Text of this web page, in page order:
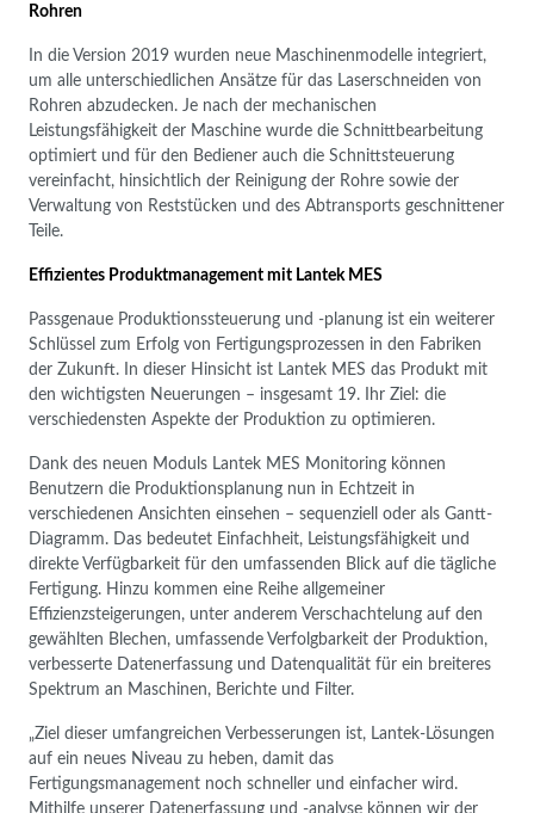
Rohren
In die Version 2019 wurden neue Maschinenmodelle integriert,
um alle unterschiedlichen Ansätze für das Laserschneiden von
Rohren abzudecken. Je nach der mechanischen
Leistungsfähigkeit der Maschine wurde die Schnittbearbeitung
optimiert und für den Bediener auch die Schnittsteuerung
vereinfacht, hinsichtlich der Reinigung der Rohre sowie der
Verwaltung von Reststücken und des Abtransports geschnittener
Teile.
Effizientes Produktmanagement mit Lantek MES
Passgenaue Produktionssteuerung und -planung ist ein weiterer
Schlüssel zum Erfolg von Fertigungsprozessen in den Fabriken
der Zukunft. In dieser Hinsicht ist Lantek MES das Produkt mit
den wichtigsten Neuerungen – insgesamt 19. Ihr Ziel: die
verschiedensten Aspekte der Produktion zu optimieren.
Dank des neuen Moduls Lantek MES Monitoring können
Benutzern die Produktionsplanung nun in Echtzeit in
verschiedenen Ansichten einsehen – sequenziell oder als Gantt-
Diagramm. Das bedeutet Einfachheit, Leistungsfähigkeit und
direkte Verfügbarkeit für den umfassenden Blick auf die tägliche
Fertigung. Hinzu kommen eine Reihe allgemeiner
Effizienzsteigerungen, unter anderem Verschachtelung auf den
gewählten Blechen, umfassende Verfolgbarkeit der Produktion,
verbesserte Datenerfassung und Datenqualität für ein breiteres
Spektrum an Maschinen, Berichte und Filter.
„Ziel dieser umfangreichen Verbesserungen ist, Lantek-Lösungen
auf ein neues Niveau zu heben, damit das
Fertigungsmanagement noch schneller und einfacher wird.
Mithilfe unserer Datenerfassung und -analyse können wir der